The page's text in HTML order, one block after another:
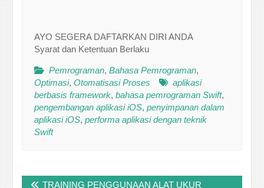
AYO SEGERA DAFTARKAN DIRI ANDA
Syarat dan Ketentuan Berlaku
Pemrograman,Bahasa Pemrograman,
Optimasi,Otomatisasi Proses
aplikasi
berbasis framework,bahasa pemrograman Swift,
pengembangan aplikasi iOS,penyimpanan dalam
aplikasi iOS,performa aplikasi dengan teknik
Swift
TRAINING PENGGUNAAN ALAT UKUR